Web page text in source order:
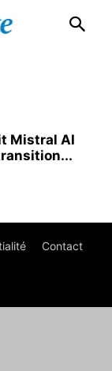
Mistral AI
Contact